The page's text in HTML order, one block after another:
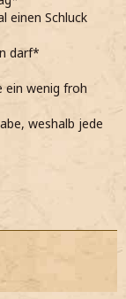
einen Schluck
darf*
ein wenig froh
weshalb jede